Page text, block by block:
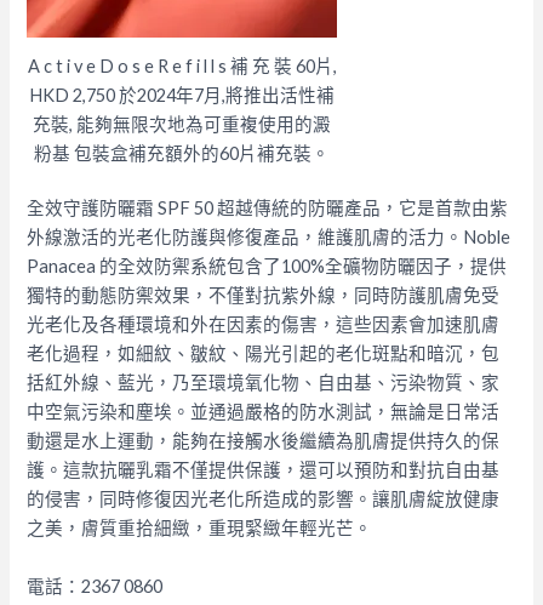
A c t i v e D o s e R e f i l l s 補 充 裝 60片,
HKD 2,750 於2024年7月,將推出活性補
充裝, 能夠無限次地為可重複使用的澱
粉基 包裝盒補充額外的60片補充裝。
全效守護防曬霜 SPF 50 超越傳統的防曬產品，它是首款由紫
外線激活的光老化防護與修復產品，維護肌膚的活力。Noble
Panacea 的全效防禦系統包含了100%全礦物防曬因子，提供
獨特的動態防禦效果，不僅對抗紫外線，同時防護肌膚免受
光老化及各種環境和外在因素的傷害，這些因素會加速肌膚
老化過程，如細紋、皺紋、陽光引起的老化斑點和暗沉，包
括紅外線、藍光，乃至環境氧化物、自由基、污染物質、家
中空氣污染和塵埃。並通過嚴格的防水測試，無論是日常活
動還是水上運動，能夠在接觸水後繼續為肌膚提供持久的保
護。這款抗曬乳霜不僅提供保護，還可以預防和對抗自由基
的侵害，同時修復因光老化所造成的影響。讓肌膚綻放健康
之美，膚質重拾細緻，重現緊緻年輕光芒。
電話：2367 0860